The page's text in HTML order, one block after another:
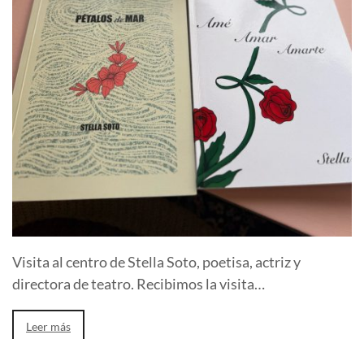
Visita al centro de Stella Soto, poetisa, actriz y
directora de teatro. Recibimos la visita…
Leer más